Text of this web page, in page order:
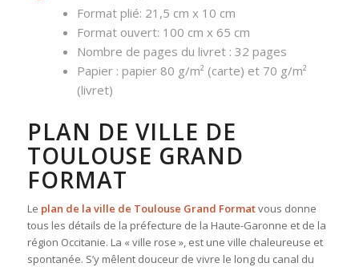
Format plié: 21,5 cm x 10 cm
Format ouvert: 100 cm x 65 cm
Nombre de pages du livret : 32 pages
Papier : papier 80 g/m² (carte) et 70 g/m²
(livret)
PLAN DE VILLE DE
TOULOUSE GRAND
FORMAT
Le plan de la ville de Toulouse Grand Formatvous donne
tous les détails de la préfecture de la Haute-Garonne et de la
région Occitanie. La « ville rose », est une ville chaleureuse et
spontanée. S’y mêlent douceur de vivre le long du canal du